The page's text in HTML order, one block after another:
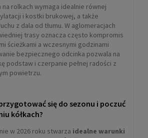
rolkach wymaga idealnie równej
i kostki brukowej, a także
z dala od tłumu. W aglomeracjach
trasy oznacza często kompromis
ścieżkami a wczesnymi godzinami
bezpiecznego odcinka pozwala na
podstaw i czerpanie pełnej radości z
powietrzu.
się do sezonu i poczuć
kółkach?
w 2026 roku stwarza idealne warunki